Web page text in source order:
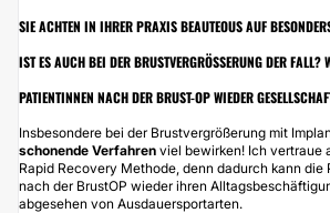
SIE ACHTEN IN IHRER PRAXIS BEAUTEOUS AUF
IST ES AUCH BEI DER BRUSTVERGRÖSSERUNG DER FALL?
ATIENTINNEN NACH DER BRUST-OP WIEDER
Insbesondere bei der Brustvergrößerung mit
schonende Verfahren viel bewirken! Ich vertraue
Rapid Recovery Methode , denn dadurch kann
nach der BrustOP wieder ihren
abgesehen von Ausdauersportarten.